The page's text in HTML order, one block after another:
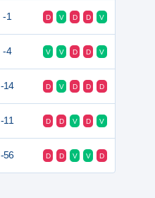
-1 D V D D V
-4 V V D D V
-14 D V D D D
-11 D D V D V
-56 D D V V D